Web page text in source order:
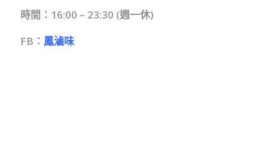
時間：16:00 – 23:30 (週一休)
FB： 鳳滷味